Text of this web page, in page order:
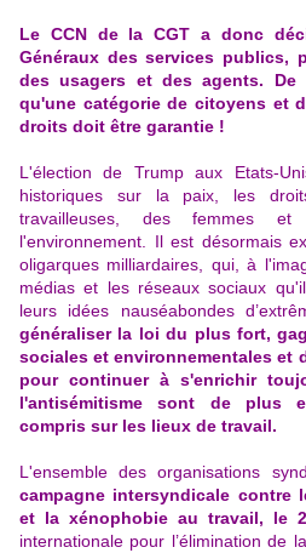
Le CCN de la CGT a donc
Généraux des services publics,
des usagers et des agents.
qu'une catégorie de citoyens et
droits doit être garantie !
L'élection de Trump aux Etats-
historiques sur la paix, les
travailleuses, des femmes
l'environnement. Il est désormais
oligarques milliardaires, qui, à
médias et les réseaux sociaux
leurs idées nauséabondes
généraliser la loi du plus fort,
sociales et environnementales et
pour continuer à s'enrichir
l'antisémitisme sont de plus
compris sur les lieux de travail.
L'ensemble des organisations
campagne intersyndicale contre
et la xénophobie au travail, le
internationale pour l’élimination de